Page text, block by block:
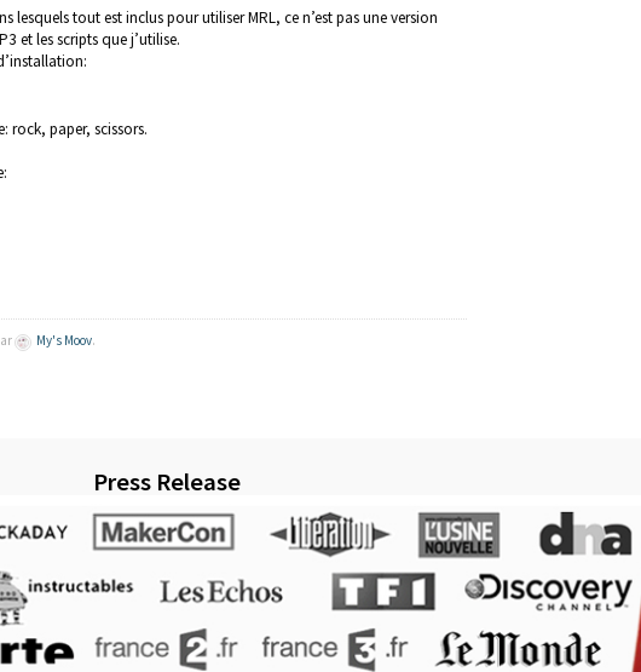
lesquels tout est inclus pour utiliser MRL, ce n’est pas une version
et les scripts que j’utilise.
rock, paper, scissors.
My's Moov.
Press Release